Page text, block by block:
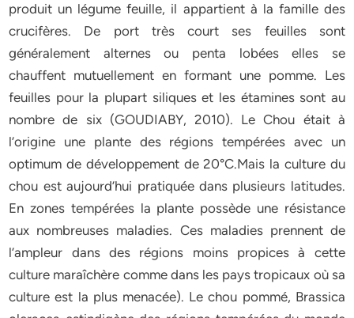
produit un légume feuille, il appartient à la famille des
crucifères. De port très court ses feuilles sont
généralement alternes ou penta lobées elles se
chauffent mutuellement en formant une pomme. Les
feuilles pour la plupart siliques et les étamines sont au
nombre de six (GOUDIABY, 2010). Le Chou était à
l’origine une plante des régions tempérées avec un
optimum de développement de 20°C.Mais la culture du
chou est aujourd’hui pratiquée dans plusieurs latitudes.
En zones tempérées la plante possède une résistance
aux nombreuses maladies. Ces maladies prennent de
l’ampleur dans des régions moins propices à cette
culture maraîchère comme dans les pays tropicaux où sa
culture est la plus menacée). Le chou pommé, Brassica